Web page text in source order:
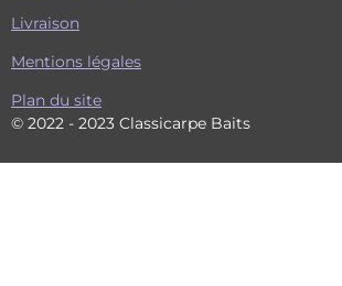
Livraison
Mentions légales
Plan du site
© 2022 - 2023 Classicarpe Baits